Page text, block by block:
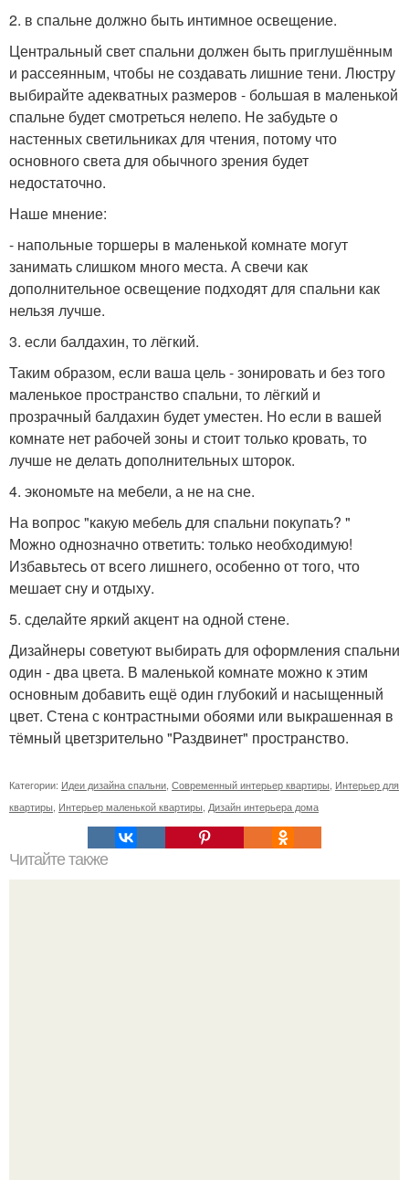
2. в спальне должно быть интимное освещение.
Центральный свет спальни должен быть приглушённым
и рассеянным, чтобы не создавать лишние тени. Люстру
выбирайте адекватных размеров - большая в маленькой
спальне будет смотреться нелепо. Не забудьте о
настенных светильниках для чтения, потому что
основного света для обычного зрения будет
недостаточно.
Наше мнение:
- напольные торшеры в маленькой комнате могут
занимать слишком много места. А свечи как
дополнительное освещение подходят для спальни как
нельзя лучше.
3. если балдахин, то лёгкий.
Таким образом, если ваша цель - зонировать и без того
маленькое пространство спальни, то лёгкий и
прозрачный балдахин будет уместен. Но если в вашей
комнате нет рабочей зоны и стоит только кровать, то
лучше не делать дополнительных шторок.
4. экономьте на мебели, а не на сне.
На вопрос "какую мебель для спальни покупать? "
Можно однозначно ответить: только необходимую!
Избавьтесь от всего лишнего, особенно от того, что
мешает сну и отдыху.
5. сделайте яркий акцент на одной стене.
Дизайнеры советуют выбирать для оформления спальни
один - два цвета. В маленькой комнате можно к этим
основным добавить ещё один глубокий и насыщенный
цвет. Стена с контрастными обоями или выкрашенная в
тёмный цветзрительно "Раздвинет" пространство.
Категории: Идеи дизайна спальни Современный интерьер квартиры Интерьер для
квартиры Интерьер маленькой квартиры Дизайн интерьера дома
Читайте также